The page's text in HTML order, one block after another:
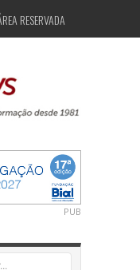
RESERVADA
PUB